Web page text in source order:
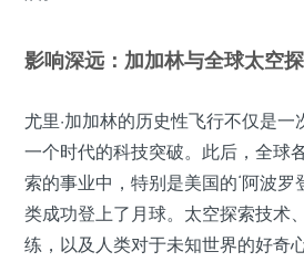
影响深远：加加林与全球太空
尤里·加加林的历史性飞行不仅是
一个时代的科技突破。此后，全球
索的事业中，特别是美国的‘阿波罗
类成功登上了月球。太空探索技术
练，以及人类对于未知世界的好奇